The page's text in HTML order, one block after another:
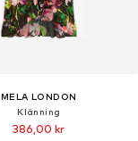
MELA LONDON
Klänning
386,00 kr